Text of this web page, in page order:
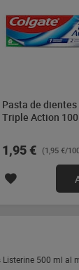
Pasta de
Triple Action
1,95 € (1,95 €/
500 ml al